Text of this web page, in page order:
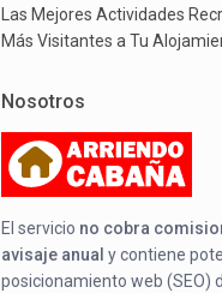
Las Mejores Actividades
Más Visitantes a Tu
Nosotros
El servicio no cobra
avisaje anual y contiene
posicionamiento web (SEO)